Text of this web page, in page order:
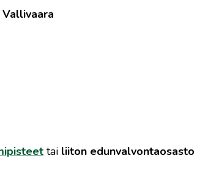
tai liiton edunvalvontaosasto